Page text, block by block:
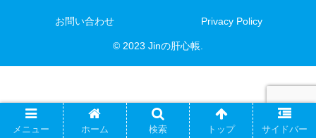
お問い合わせ Privacy Policy
© 2023 Jinの肝心帳.
メニュー ホーム 検索 トップ サイドバー